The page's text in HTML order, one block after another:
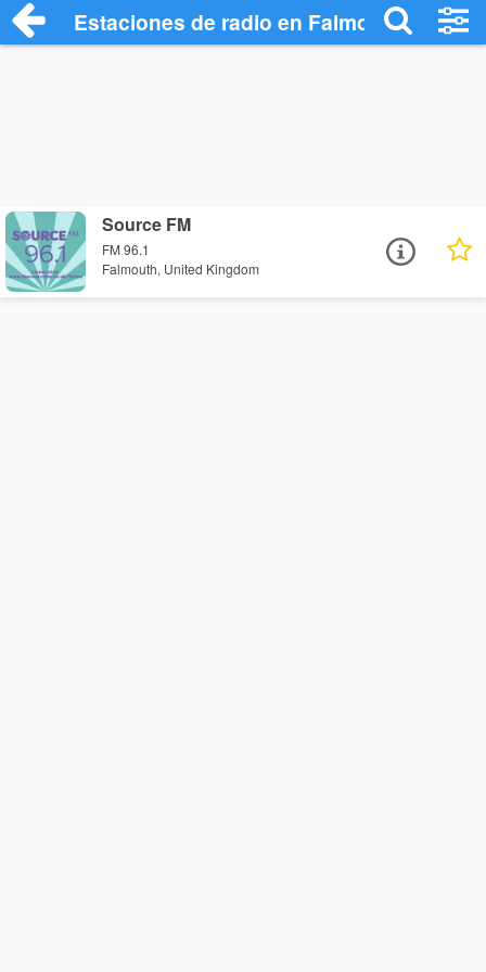
Estaciones de radio en Falmouth -
Source FM
FM 96.1
Falmouth, United Kingdom